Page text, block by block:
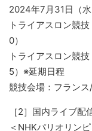
2024年7月31日（水
トライアスロン競
0）
トライアスロン競
5）※延期日程
競技会場：フランス
［2］国内ライブ
＜NHKパリオリン